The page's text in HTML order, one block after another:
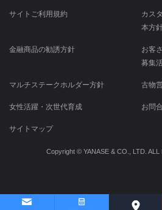
サイトご利用規約
カス
本方
金融商品の勧誘方針
お客
募集
マルチステークホルダー方針 古物
女性活躍・次世代育成 お問
サイトマップ
Copyright © YANASE & CO., LTD. ALL